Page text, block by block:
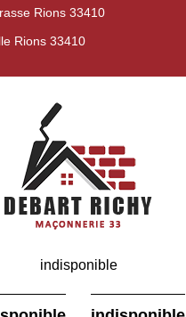
Rions 33410
Rions 33410
indisponible